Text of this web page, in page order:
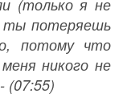
(только я не
ты потеряешь
потому что
никого не
(07:55)